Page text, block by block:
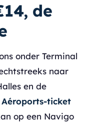
de
onder Terminal
naar
en de
Aéroports-ticket
op een Navigo